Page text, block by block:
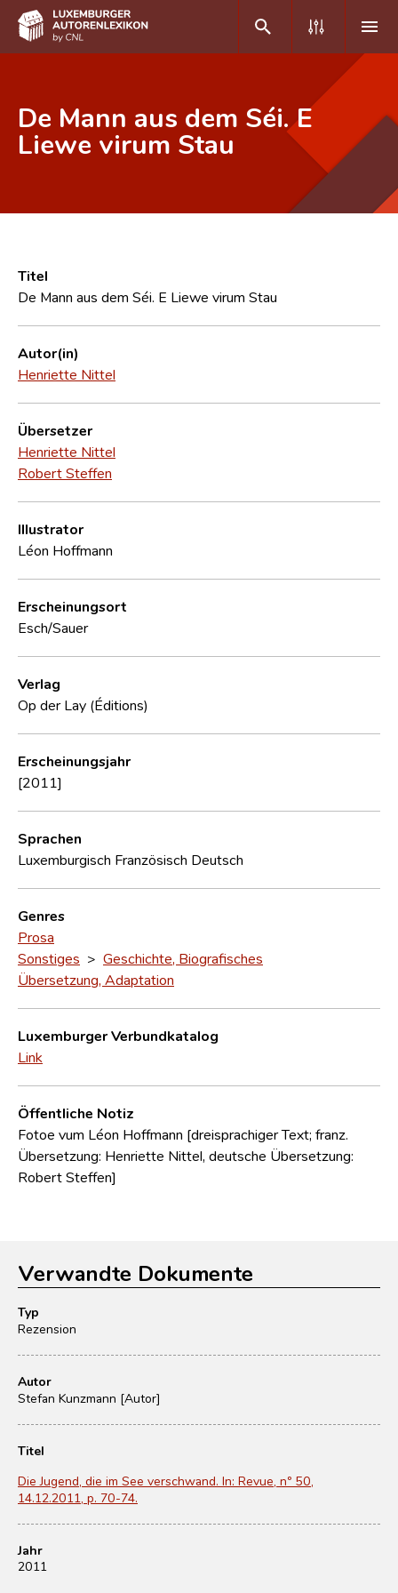
DE
Häufige Fragen und Antworten
CNL
Forschungsgruppe
Kontakt
De Mann aus dem Séi. E
Liewe virum Stau
Titel
De Mann aus dem Séi. E Liewe virum Stau
Autor(in)
Henriette Nittel
Übersetzer
Henriette Nittel
Robert Steffen
Illustrator
Léon Hoffmann
Erscheinungsort
Esch/Sauer
Verlag
Op der Lay (Éditions)
Erscheinungsjahr
[2011]
Sprachen
Luxemburgisch Französisch Deutsch
Genres
Prosa
Sonstiges > Geschichte, Biografisches
Übersetzung, Adaptation
Luxemburger Verbundkatalog
Link
Öffentliche Notiz
Fotoe vum Léon Hoffmann [dreisprachiger Text; franz.
Übersetzung: Henriette Nittel, deutsche Übersetzung:
Robert Steffen]
Verwandte Dokumente
Typ
Rezension
Autor
Stefan Kunzmann [Autor]
Titel
Die Jugend, die im See verschwand. In: Revue, nº 50,
14.12.2011, p. 70-74.
Jahr
2011